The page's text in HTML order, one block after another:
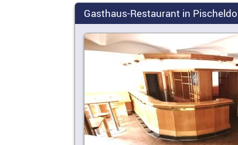
Gasthaus-Restaurant in